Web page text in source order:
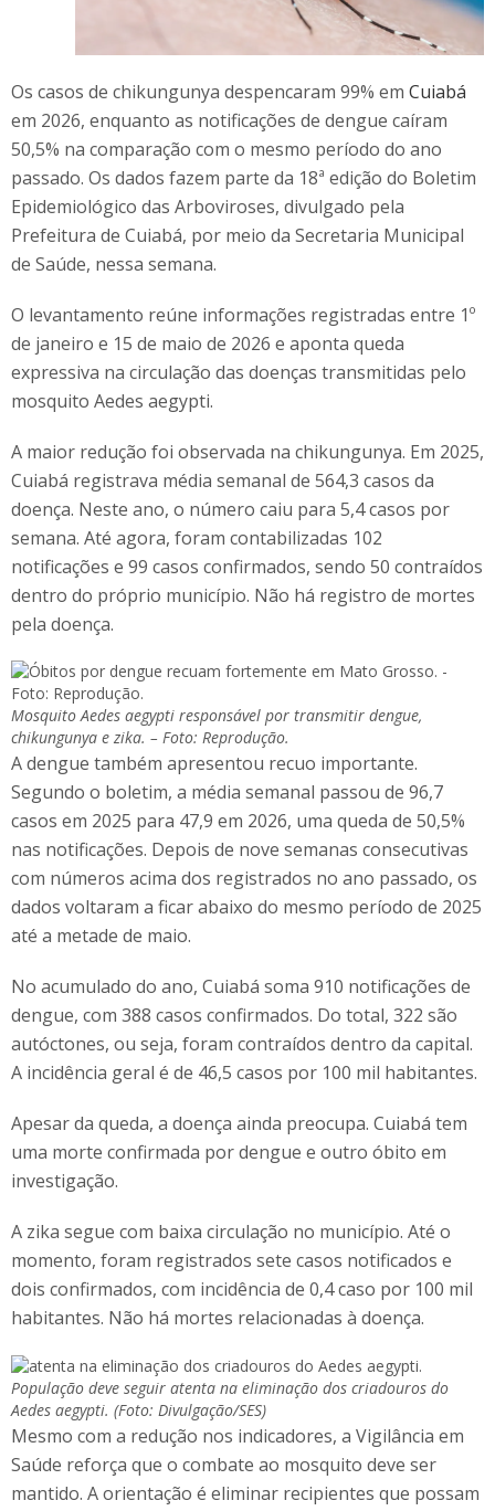
Os casos de chikungunya despencaram 99% em Cuiabá
em 2026, enquanto as notificações de dengue caíram
50,5% na comparação com o mesmo período do ano
passado. Os dados fazem parte da 18ª edição do Boletim
Epidemiológico das Arboviroses, divulgado pela
Prefeitura de Cuiabá, por meio da Secretaria Municipal
de Saúde, nessa semana.
O levantamento reúne informações registradas entre 1º
de janeiro e 15 de maio de 2026 e aponta queda
expressiva na circulação das doenças transmitidas pelo
mosquito Aedes aegypti.
A maior redução foi observada na chikungunya. Em 2025,
Cuiabá registrava média semanal de 564,3 casos da
doença. Neste ano, o número caiu para 5,4 casos por
semana. Até agora, foram contabilizadas 102
notificações e 99 casos confirmados, sendo 50 contraídos
dentro do próprio município. Não há registro de mortes
pela doença.
Mosquito Aedes aegypti responsável por transmitir dengue,
chikungunya e zika. – Foto: Reprodução.
A dengue também apresentou recuo importante.
Segundo o boletim, a média semanal passou de 96,7
casos em 2025 para 47,9 em 2026, uma queda de 50,5%
nas notificações. Depois de nove semanas consecutivas
com números acima dos registrados no ano passado, os
dados voltaram a ficar abaixo do mesmo período de 2025
até a metade de maio.
No acumulado do ano, Cuiabá soma 910 notificações de
dengue, com 388 casos confirmados. Do total, 322 são
autóctones, ou seja, foram contraídos dentro da capital.
A incidência geral é de 46,5 casos por 100 mil habitantes.
Apesar da queda, a doença ainda preocupa. Cuiabá tem
uma morte confirmada por dengue e outro óbito em
investigação.
A zika segue com baixa circulação no município. Até o
momento, foram registrados sete casos notificados e
dois confirmados, com incidência de 0,4 caso por 100 mil
habitantes. Não há mortes relacionadas à doença.
População deve seguir atenta na eliminação dos criadouros do
Aedes aegypti. (Foto: Divulgação/SES)
Mesmo com a redução nos indicadores, a Vigilância em
Saúde reforça que o combate ao mosquito deve ser
mantido. A orientação é eliminar recipientes que possam